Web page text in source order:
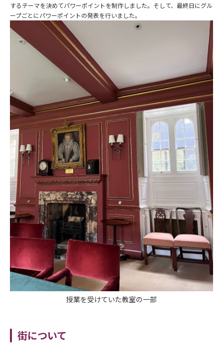
するテーマを決めてパワーポイントを制作しました。そして、最終日にグル
ープごとにパワーポイントの発表を行いました。
授業を受けていた教室の一部
街について